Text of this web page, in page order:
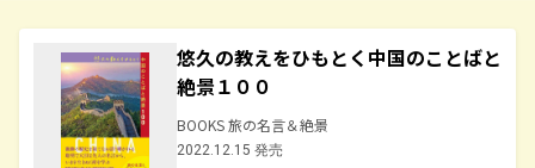
悠久の教えをひもとく中国のことばと
絶景１００
BOOKS 旅の名言＆絶景
2022.12.15 発売